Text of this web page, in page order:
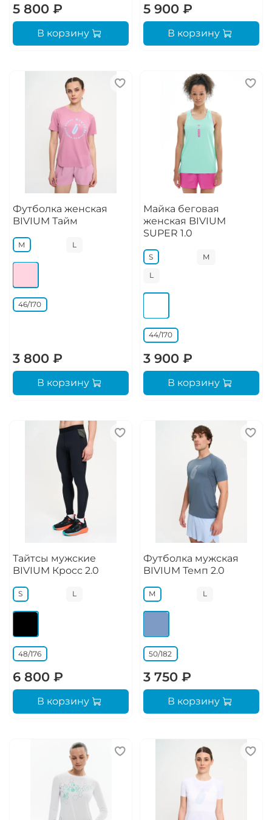
5 800 ₽
В корзину
5 900 ₽
В корзину
Футболка женская
BIVIUM Тайм
M L
46/170
3 800 ₽
В корзину
Майка беговая
женская BIVIUM
SUPER 1.0
S M
L
44/170
3 900 ₽
В корзину
Тайтсы мужские
BIVIUM Кросс 2.0
S L
48/176
6 800 ₽
В корзину
Футболка мужская
BIVIUM Темп 2.0
M L
50/182
3 750 ₽
В корзину